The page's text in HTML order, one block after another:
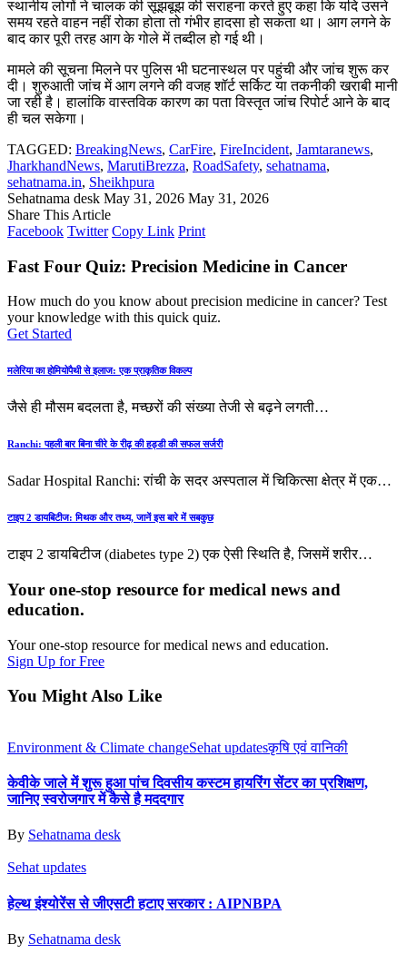
स्थानीय लोगों ने चालक की सूझबूझ की सराहना करते हुए कहा कि यदि उसने
समय रहते वाहन नहीं रोका होता तो गंभीर हादसा हो सकता था। आग लगने के
बाद कार पूरी तरह आग के गोले में तब्दील हो गई थी।
मामले की सूचना मिलने पर पुलिस भी घटनास्थल पर पहुंची और जांच शुरू कर
दी। शुरुआती जांच में आग लगने की वजह शॉर्ट सर्किट या तकनीकी खराबी मानी
जा रही है। हालांकि वास्तविक कारण का पता विस्तृत जांच रिपोर्ट आने के बाद
ही चल सकेगा।
TAGGED: BreakingNews, CarFire, FireIncident, Jamtaranews,
JharkhandNews, MarutiBrezza, RoadSafety, sehatnama,
sehatnama.in, Sheikhpura
Sehatnama desk May 31, 2026 May 31, 2026
Share This Article
Facebook Twitter Copy Link Print
Fast Four Quiz: Precision Medicine in Cancer
How much do you know about precision medicine in cancer? Test
your knowledge with this quick quiz.
Get Started
मलेरिया का होमियोपैथी से इलाज: एक प्राकृतिक विकल्प
जैसे ही मौसम बदलता है, मच्छरों की संख्या तेजी से बढ़ने लगती…
Ranchi: पहली बार बिना चीरे के रीढ़ की हड्डी की सफल सर्जरी
Sadar Hospital Ranchi: रांची के सदर अस्पताल में चिकित्सा क्षेत्र में एक…
टाइप 2 डायबिटीज: मिथक और तथ्य, जानें इस बारे में सबकुछ
टाइप 2 डायबिटीज (diabetes type 2) एक ऐसी स्थिति है, जिसमें शरीर…
Your one-stop resource for medical news and
education.
Your one-stop resource for medical news and education.
Sign Up for Free
You Might Also Like
Environment & Climate changeSehat updatesकृषि एवं वानिकी
केवीके जाले में शुरू हुआ पांच दिवसीय कस्टम हायरिंग सेंटर का प्रशिक्षण,
जानिए स्वरोजगार में कैसे है मददगार
By Sehatnama desk
Sehat updates
हेल्थ इंश्योरेंस से जीएसटी हटाए सरकार : AIPNBPA
By Sehatnama desk